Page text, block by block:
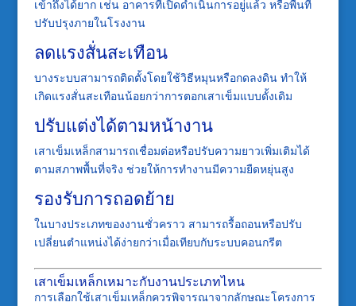
เข้าถึงได้ยาก เช่น อาคารที่เปิดดำเนินการอยู่แล้ว หรือพื้นที่
ปรับปรุงภายในโรงงาน
ลดแรงสั่นสะเทือน
บางระบบสามารถติดตั้งโดยใช้วิธีหมุนหรือกดลงดิน ทำให้
เกิดแรงสั่นสะเทือนน้อยกว่าการตอกเสาเข็มแบบดั้งเดิม
ปรับแต่งได้ตามหน้างาน
เสาเข็มเหล็กสามารถเชื่อมต่อหรือปรับความยาวเพิ่มเติมได้
ตามสภาพพื้นที่จริง ช่วยให้การทำงานมีความยืดหยุ่นสูง
รองรับการถอดย้าย
ในบางประเภทของงานชั่วคราว สามารถรื้อถอนหรือปรับ
เปลี่ยนตำแหน่งได้ง่ายกว่าเมื่อเทียบกับระบบคอนกรีต
เสาเข็มเหล็กเหมาะกับงานประเภทไหน
การเลือกใช้เสาเข็มเหล็กควรพิจารณาจากลักษณะโครงการ